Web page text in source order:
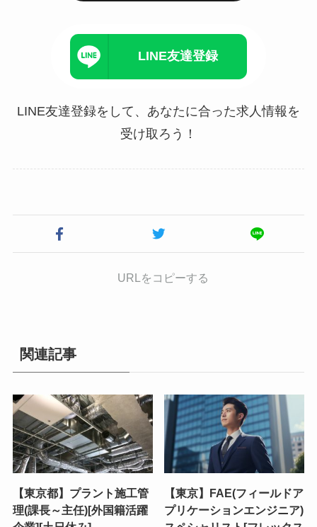
LINE友達登録
LINE友達登録をして、あなたに合った求人情報を
受け取ろう！
URLをコピーする
関連記事
【東京都】プラント施工管
理(課長～主任)[外国籍活躍
【東京】FAE(フィールドア
プリケーションエンジニア)